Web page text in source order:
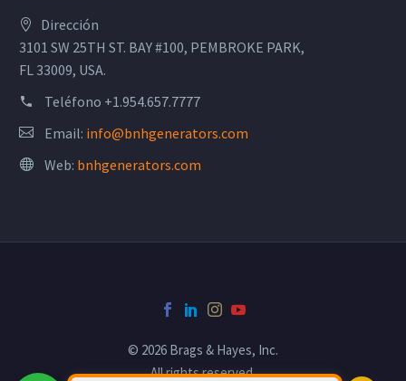
Dirección
3101 SW 25TH ST. BAY #100, PEMBROKE PARK,
FL 33009, USA.
Teléfono +1.954.657.7777
Email: info@bnhgenerators.com
Web: bnhgenerators.com
© 2026 Brags & Hayes, Inc.
All rights reserved.